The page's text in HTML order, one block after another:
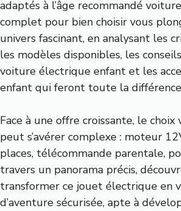
adaptés à l’âge recommandé
complet pour bien choisir vous
univers fascinant, en analysant les
les modèles disponibles, les
voiture électrique enfant et les
enfant qui feront toute la
Face à une offre croissante, le
peut s’avérer complexe : moteur
places, télécommande parentale,
travers un panorama précis,
transformer ce jouet électrique en
d’aventure sécurisée, apte à